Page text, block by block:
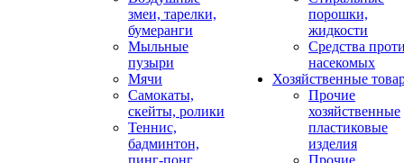
змеи, тарелки,
бумеранги
Мыльные
пузыри
Мячи
Самокаты,
скейты, ролики
Теннис,
бадминтон,
пинг-понг
порошки,
жидкости
Средства
насекомых
Хозяйственные
Прочие
хозяйственные
пластиковые
изделия
Прочие